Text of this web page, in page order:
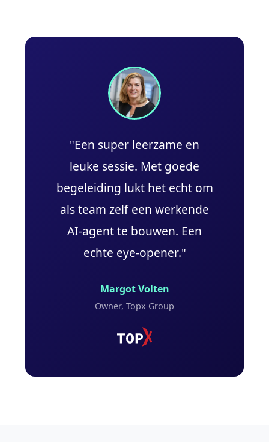
"Een super leerzame en
leuke sessie. Met goede
begeleiding lukt het echt om
als team zelf een werkende
AI-agent te bouwen. Een
echte eye-opener."
Margot Volten
Owner, Topx Group